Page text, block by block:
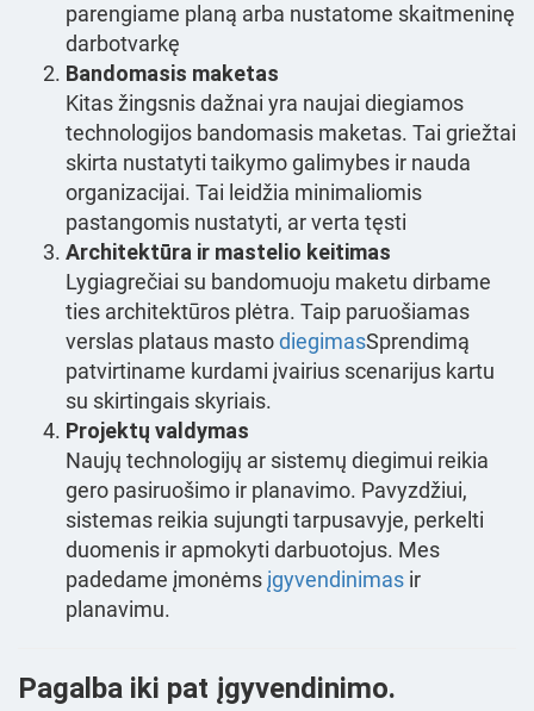
parengiame planą arba nustatome skaitmeninę
darbotvarkę
Bandomasis maketas
Kitas žingsnis dažnai yra naujai diegiamos
technologijos bandomasis maketas. Tai griežtai
skirta nustatyti taikymo galimybes ir nauda
organizacijai. Tai leidžia minimaliomis
pastangomis nustatyti, ar verta tęsti
Architektūra ir mastelio keitimas
Lygiagrečiai su bandomuoju maketu dirbame
ties architektūros plėtra. Taip paruošiamas
verslas plataus mastodiegimasSprendimą
patvirtiname kurdami įvairius scenarijus kartu
su skirtingais skyriais.
Projektų valdymas
Naujų technologijų ar sistemų diegimui reikia
gero pasiruošimo ir planavimo. Pavyzdžiui,
sistemas reikia sujungti tarpusavyje, perkelti
duomenis ir apmokyti darbuotojus. Mes
padedame įmonėms įgyvendinimas ir
planavimu.
Pagalba iki pat įgyvendinimo.